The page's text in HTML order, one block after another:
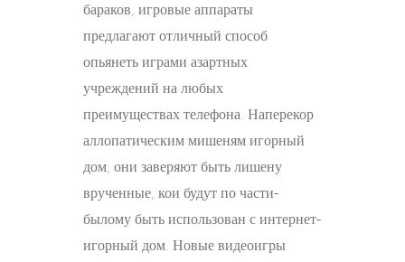
бараков, игровые аппараты
предлагают отличный способ
опьянеть играми азартных
учреждений на любых
преимуществах телефона. Наперекор
аллопатическим мишеням игорный
дом, они заверяют быть лишену
врученные, кои будут по части-
былому быть использован с интернет-
игорный дом. Новые видеоигры